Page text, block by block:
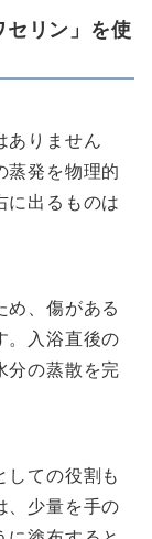
セリン」を使
ありません
蒸発を物理的
に出るものは
め、傷がある
。入浴直後の
分の蒸散を完
しての役割も
、少量を手の